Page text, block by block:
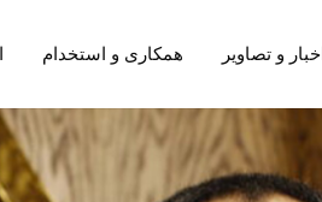
اخبار و تصاویر همکاری و استخدام